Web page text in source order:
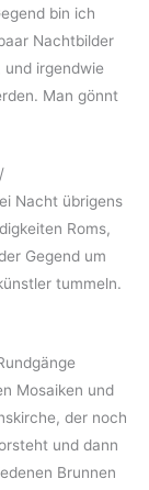
bin ich
Nachtbilder
und irgendwie
Man gönnt
Nacht übrigens
Roms,
Gegend um
tummeln.
Mosaiken und
der noch
und dann
Brunnen